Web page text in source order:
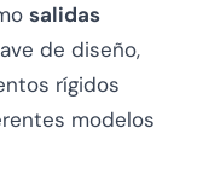
salidas
de diseño,
rígidos
modelos